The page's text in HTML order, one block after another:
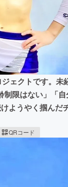
for Social Good
ふるさと納税
machi-
ェクトです。未
制限はない」「
ようやく掴んだ
QRコード